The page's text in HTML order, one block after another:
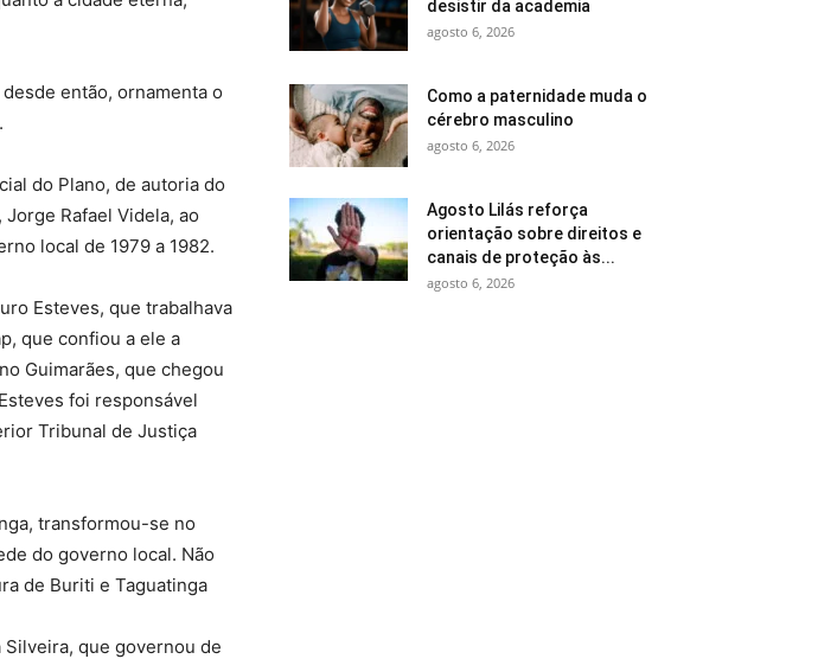
então, ornamenta o
do Plano, de autoria do
Rafael Videla, ao
local de 1979 a 1982.
Esteves, que trabalhava
que confiou a ele a
Guimarães, que chegou
foi responsável
Tribunal de Justiça
transformou-se no
do governo local. Não
de Buriti e Taguatinga
que governou de
desistir da academia
agosto 6, 2026
Como a paternidade muda o
cérebro masculino
agosto 6, 2026
Agosto Lilás reforça
orientação sobre direitos e
canais de proteção às...
agosto 6, 2026